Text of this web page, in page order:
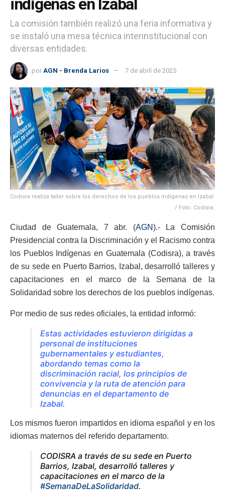
indígenas en Izabal
La comisión también realizó una feria informativa y
se instaló una mesa técnica interinstitucional con
diversas entidades.
por AGN - Brenda Larios 7 de abril de 2025
Codisra realiza taller sobre los derechos de los pueblos indígenas en Izabal.
/ Foto: Codisra.
Ciudad de Guatemala, 7 abr. (AGN).- La Comisión
Presidencial contra la Discriminación y el Racismo contra
los Pueblos Indígenas en Guatemala (Codisra), a través
de su sede en Puerto Barrios, Izabal, desarrolló talleres y
capacitaciones en el marco de la Semana de la
Solidaridad sobre los derechos de los pueblos indígenas.
Por medio de sus redes oficiales, la entidad informó:
Estas actividades estuvieron dirigidas a
personal de instituciones
gubernamentales y estudiantes,
abordando temas como la
discriminación racial, los principios de
convivencia y la ruta de atención para
denuncias en el departamento de
Izabal.
Los mismos fueron impartidos en idioma español y en los
idiomas maternos del referido departamento.
CODISRA a través de su sede en Puerto
Barrios, Izabal, desarrolló talleres y
capacitaciones en el marco de la
#SemanaDeLaSolidaridad.